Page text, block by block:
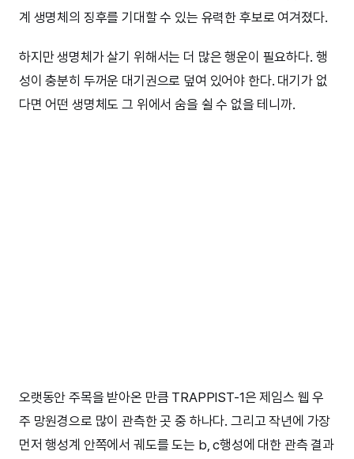
계 생명체의 징후를 기대할 수 있는 유력한 후보로 여겨졌다.
하지만 생명체가 살기 위해서는 더 많은 행운이 필요하다. 행
성이 충분히 두꺼운 대기권으로 덮여 있어야 한다. 대기가 없
다면 어떤 생명체도 그 위에서 숨을 쉴 수 없을 테니까.
오랫동안 주목을 받아온 만큼 TRAPPIST-1은 제임스 웹 우
주 망원경으로 많이 관측한 곳 중 하나다. 그리고 작년에 가장
먼저 행성계 안쪽에서 궤도를 도는 b, c행성에 대한 관측 결과